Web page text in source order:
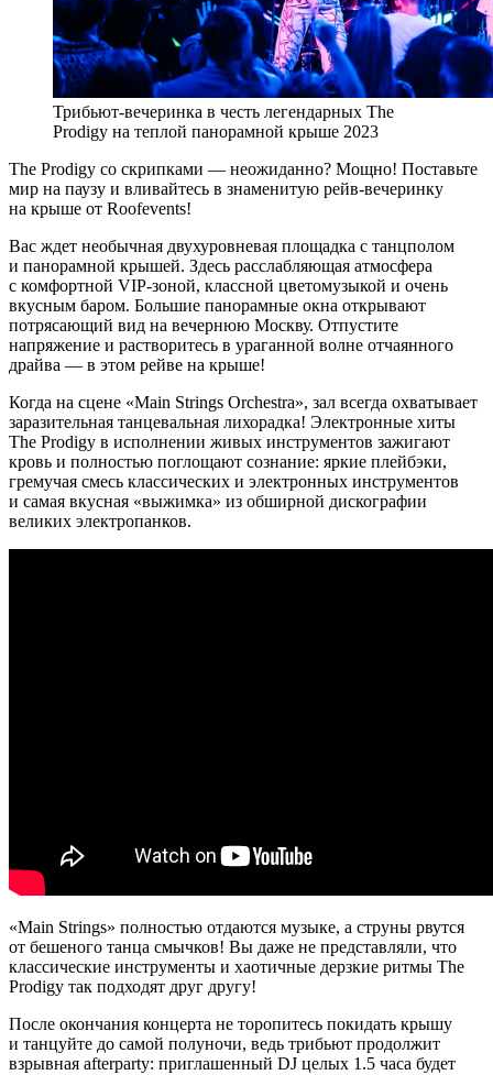
Трибьют-вечеринка в честь легендарных The
Prodigy на теплой панорамной крыше 2023
The Prodigy со скрипками — неожиданно? Мощно! Поставьте
мир на паузу и вливайтесь в знаменитую рейв-вечеринку
на крыше от Roofevents!
Вас ждет необычная двухуровневая площадка с танцполом
и панорамной крышей. Здесь расслабляющая атмосфера
с комфортной VIP-зоной, классной цветомузыкой и очень
вкусным баром. Большие панорамные окна открывают
потрясающий вид на вечернюю Москву. Отпустите
напряжение и растворитесь в ураганной волне отчаянного
драйва — в этом рейве на крыше!
Когда на сцене «Main Strings Orchestra», зал всегда охватывает
заразительная танцевальная лихорадка! Электронные хиты
The Prodigy в исполнении живых инструментов зажигают
кровь и полностью поглощают сознание: яркие плейбэки,
гремучая смесь классических и электронных инструментов
и самая вкусная «выжимка» из обширной дискографии
великих электропанков.
«Main Strings» полностью отдаются музыке, а струны рвутся
от бешеного танца смычков! Вы даже не представляли, что
классические инструменты и хаотичные дерзкие ритмы The
Prodigy так подходят друг другу!
После окончания концерта не торопитесь покидать крышу
и танцуйте до самой полуночи, ведь трибьют продолжит
взрывная afterparty: приглашенный DJ целых 1.5 часа будет